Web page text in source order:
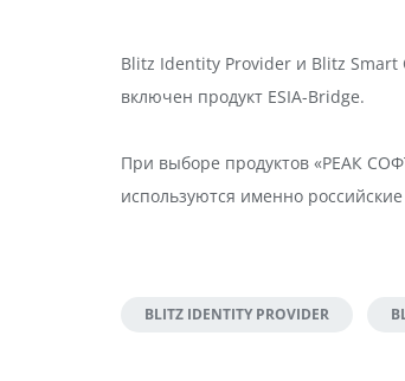
Blitz Identity Provider и Blitz
включен продукт ESIA-Bridge.
При выборе продуктов «РЕАК
используются именно
BLITZ IDENTITY PROVIDER